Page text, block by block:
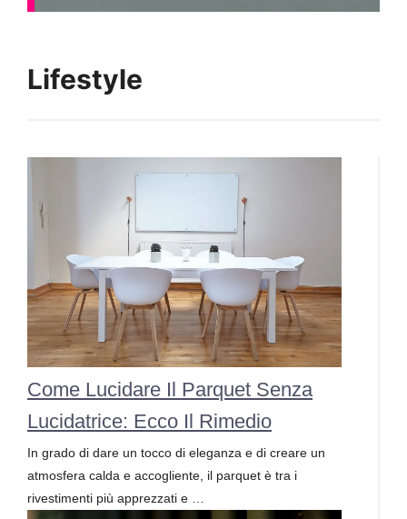
Lifestyle
Come Lucidare Il Parquet Senza
Lucidatrice: Ecco Il Rimedio
In grado di dare un tocco di eleganza e di creare un
atmosfera calda e accogliente, il parquet è tra i
rivestimenti più apprezzati e …